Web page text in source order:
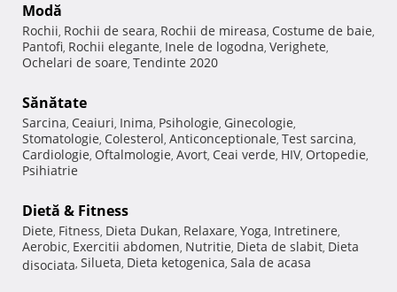
Modă
Rochii, Rochii de seara, Rochii de mireasa, Costume de baie,
Pantofi, Rochii elegante, Inele de logodna, Verighete,
Ochelari de soare, Tendinte 2020
Sănătate
Sarcina, Ceaiuri, Inima, Psihologie, Ginecologie,
Stomatologie, Colesterol, Anticonceptionale, Test sarcina,
Cardiologie, Oftalmologie, Avort, Ceai verde, HIV, Ortopedie,
Psihiatrie
Dietă & Fitness
Diete, Fitness, Dieta Dukan, Relaxare, Yoga, Intretinere,
Aerobic, Exercitii abdomen, Nutritie, Dieta de slabit, Dieta
disociata, Silueta, Dieta ketogenica, Sala de acasa